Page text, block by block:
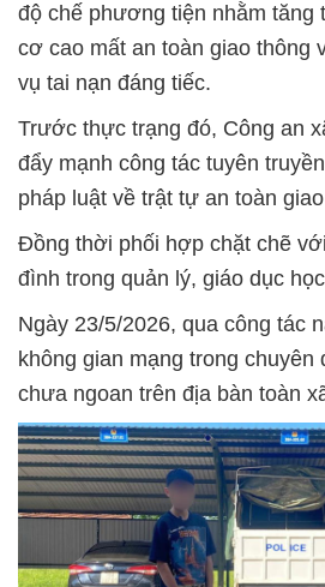
độ chế phương tiện nhằm tăng
cơ cao mất an toàn giao thông
vụ tai nạn đáng tiếc.
Trước thực trạng đó, Công an
đẩy mạnh công tác tuyên
pháp luật về trật tự an toàn
Đồng thời phối hợp chặt chẽ
đình trong quản lý, giáo dục
Ngày 23/5/2026, qua công tác
không gian mạng trong chuyên
chưa ngoan trên địa bàn toàn